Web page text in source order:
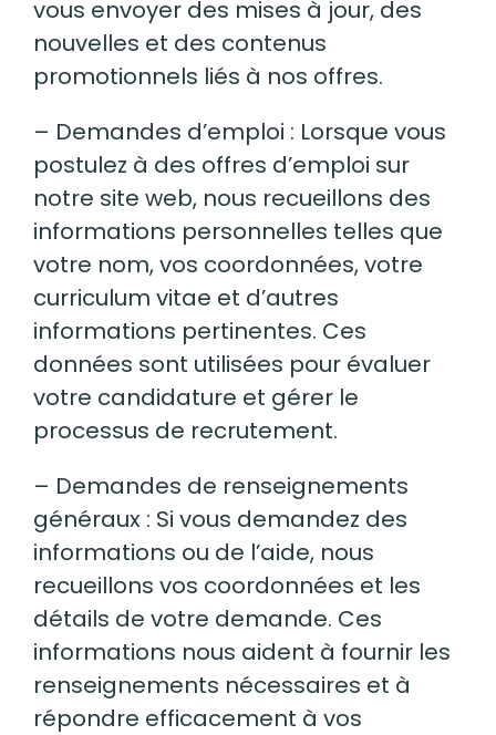
vous envoyer des mises à jour, des
nouvelles et des contenus
promotionnels liés à nos offres.
– Demandes d’emploi : Lorsque vous
postulez à des offres d’emploi sur
notre site web, nous recueillons des
informations personnelles telles que
votre nom, vos coordonnées, votre
curriculum vitae et d’autres
informations pertinentes. Ces
données sont utilisées pour évaluer
votre candidature et gérer le
processus de recrutement.
– Demandes de renseignements
généraux : Si vous demandez des
informations ou de l’aide, nous
recueillons vos coordonnées et les
détails de votre demande. Ces
informations nous aident à fournir les
renseignements nécessaires et à
répondre efficacement à vos